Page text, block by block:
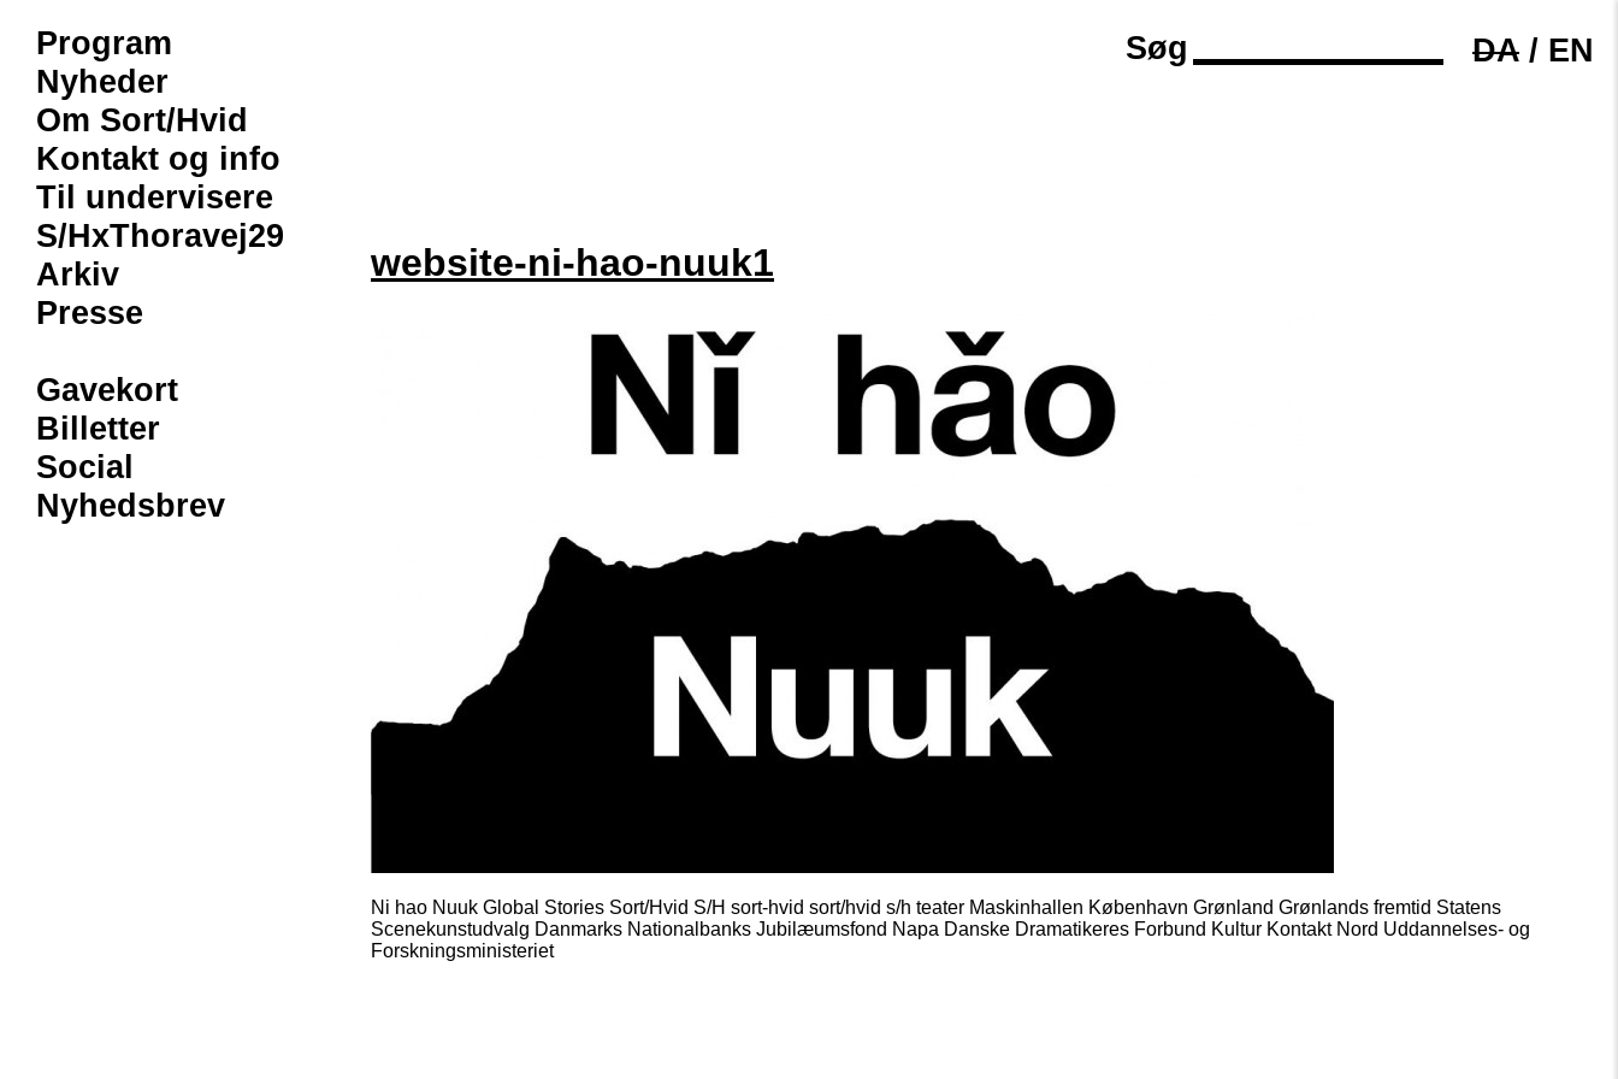
Program
Nyheder
Om Sort/Hvid
Kontakt og info
Til undervisere
S/HxThoravej29
Arkiv
Presse
Gavekort
Billetter
Social
Nyhedsbrev
Søg DA / EN
website-ni-hao-nuuk1
Ni hao Nuuk Global Stories Sort/Hvid S/H sort-hvid sort/hvid s/h teater Maskinhallen København Grønland Grønlands fremtid Statens
Scenekunstudvalg Danmarks Nationalbanks Jubilæumsfond Napa Danske Dramatikeres Forbund Kultur Kontakt Nord Uddannelses- og
Forskningsministeriet